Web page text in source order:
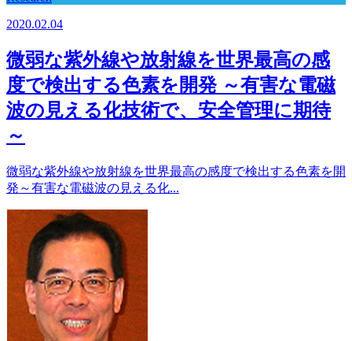
2020.02.04
微弱な紫外線や放射線を世界最高の感
度で検出する色素を開発 ～有害な電磁
波の見える化技術で、安全管理に期待
～
微弱な紫外線や放射線を世界最高の感度で検出する色素を開
発～有害な電磁波の見える化...